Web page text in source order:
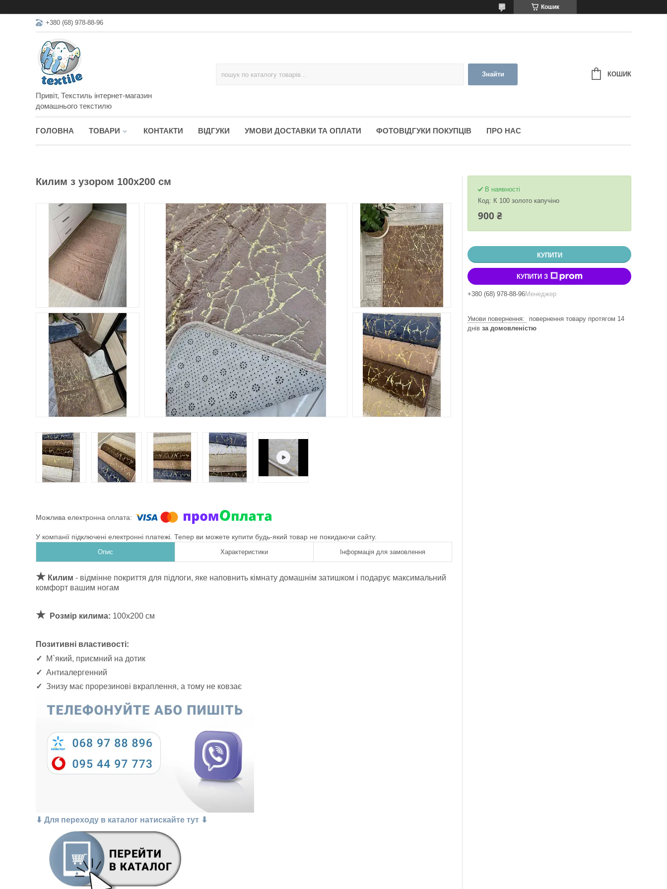
Кошик
+380 (68) 978-88-96
Привіт, Текстиль інтернет-магазин
домашнього текстилю
Знайти КОШИК
ГОЛОВНА ТОВАРИ КОНТАКТИ ВІДГУКИ УМОВИ ДОСТАВКИ ТА ОПЛАТИ ФОТОВІДГУКИ ПОКУПЦІВ ПРО НАС
Килим з узором 100х200 см
У компанії підключені електронні платежі. Тепер ви можете купити будь-який товар не покидаючи сайту.
Опис Характеристики Інформація для замовлення
★ Килим - відмінне покриття для підлоги, яке наповнить кімнату домашнім затишком і подарує максимальний
комфорт вашим ногам
★ Розмір килима: 100х200 см
Позитивні властивості:
✓
М`який, приємний на дотик
✓ Антиалергенний
✓ Знизу має прорезинові вкраплення, а тому не ковзає
⬇ Для переходу в каталог натискайте тут ⬇
В наявності
Код: К 100 золото капучіно
900 ₴
КУПИТИ
КУПИТИ З
+380 (68) 978-88-96Менеджер
повернення товару протягом 14
днів за домовленістю